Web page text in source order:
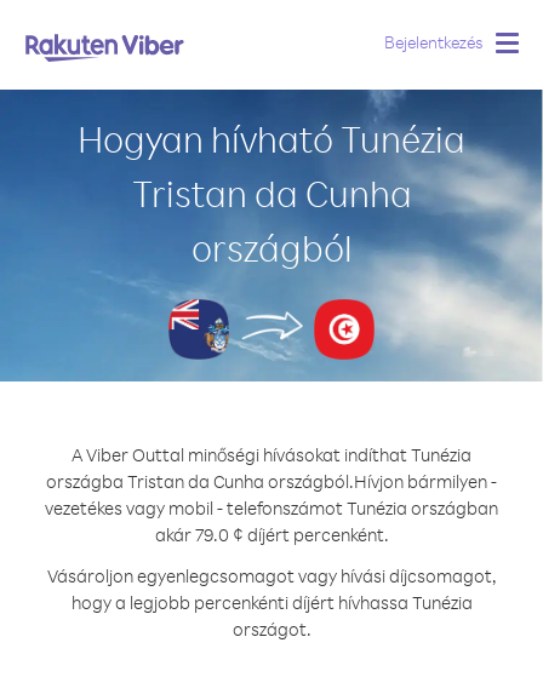
Bejelentkezés
Hogyan hívható Tunézia
Tristan da Cunha
országból
A Viber Outtal minőségi hívásokat indíthat Tunézia
országba Tristan da Cunha országból.Hívjon bármilyen -
vezetékes vagy mobil - telefonszámot Tunézia országban
akár 79.0 ¢ díjért percenként.
Vásároljon egyenlegcsomagot vagy hívási díjcsomagot,
hogy a legjobb percenkénti díjért hívhassa Tunézia
országot.